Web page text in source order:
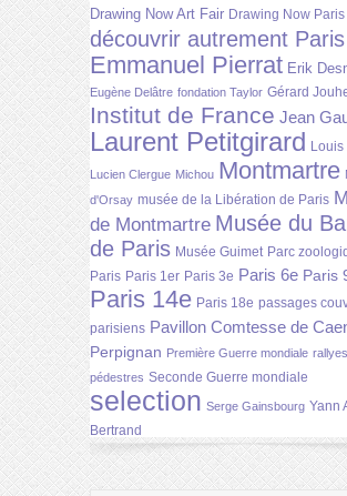
Drawing Now Art Fair Drawing Now Paris
découvrir autrement Paris
Emmanuel Pierrat Erik
Eugène Delâtre fondation Taylor Gérard
Institut de France Jean
Laurent Petitgirard Louis
Lucien Clergue Michou Montmartre
d'Orsay musée de la Libération de Paris
de Montmartre Musée du
de Paris Musée Guimet Parc
Paris Paris 1er Paris 3e Paris 6e Paris
Paris 14e Paris 18e passages
parisiens Pavillon Comtesse de
Perpignan Première Guerre mondiale rallyes
pédestres Seconde Guerre mondiale
selection Serge Gainsbourg Yann
Bertrand